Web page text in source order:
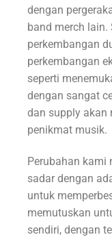
dengan
band merch lain.
perkembangan
perkembangan
seperti
dengan sangat
dan supply akan
penikmat musik.
Perubahan kami
sadar dengan
untuk
memutuskan
sendiri, dengan